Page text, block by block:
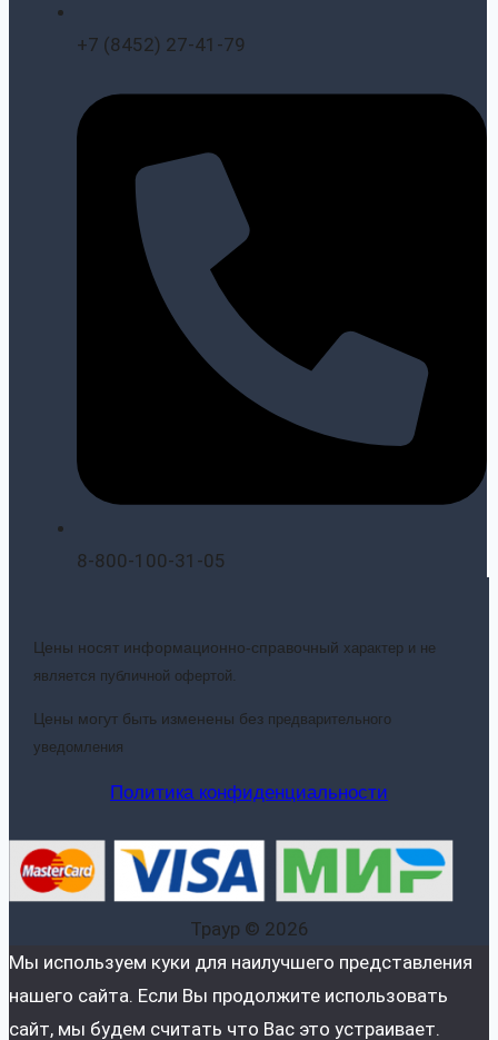
+7 (8452) 27-41-79
8-800-100-31-05
Цены носят информационно-справочный характер и не
является публичной офертой.
Цены могут быть изменены без предварительного
уведомления
Политика конфиденциальности
Траур © 2026
Мы используем куки для наилучшего представления
нашего сайта. Если Вы продолжите использовать
сайт, мы будем считать что Вас это устраивает.